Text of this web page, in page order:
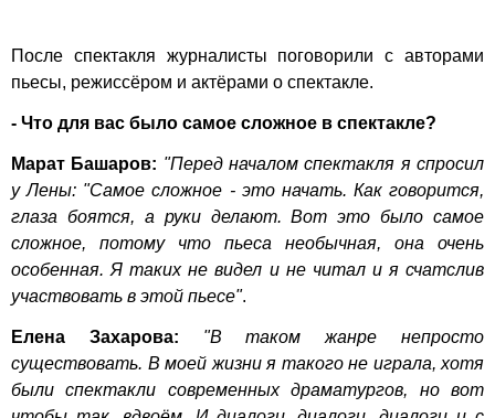
После спектакля журналисты поговорили с авторами
пьесы, режиссёром и актёрами о спектакле.
- Что для вас было самое сложное в спектакле?
Марат Башаров: "Перед началом спектакля я спросил
у Лены: "Самое сложное - это начать. Как говорится,
глаза боятся, а руки делают. Вот это было самое
сложное, потому что пьеса необычная, она очень
особенная. Я таких не видел и не читал и я счатслив
участвовать в этой пьесе".
Елена Захарова:
"В таком жанре непросто
существовать. В моей жизни я такого не играла, хотя
были спектакли современных драматургов, но вот